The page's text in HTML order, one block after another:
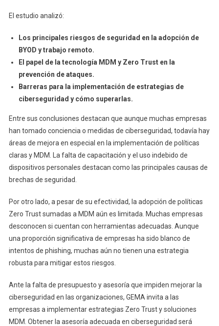
El estudio analizó:
Los principales riesgos de seguridad en la adopción de
BYOD y trabajo remoto.
El papel de la tecnología MDM y Zero Trust en la
prevención de ataques.
Barreras para la implementación de estrategias de
ciberseguridad y cómo superarlas.
Entre sus conclusiones destacan que aunque muchas empresas
han tomado conciencia o medidas de ciberseguridad, todavía hay
áreas de mejora en especial en la implementación de políticas
claras y MDM. La falta de capacitación y el uso indebido de
dispositivos personales destacan como las principales causas de
brechas de seguridad.
Por otro lado, a pesar de su efectividad, la adopción de políticas
Zero Trust sumadas a MDM aún es limitada. Muchas empresas
desconocen si cuentan con herramientas adecuadas. Aunque
una proporción significativa de empresas ha sido blanco de
intentos de phishing, muchas aún no tienen una estrategia
robusta para mitigar estos riesgos.
Ante la falta de presupuesto y asesoría que impiden mejorar la
ciberseguridad en las organizaciones, GEMA invita a las
empresas a implementar estrategias Zero Trust y soluciones
MDM. Obtener la asesoría adecuada en ciberseguridad será